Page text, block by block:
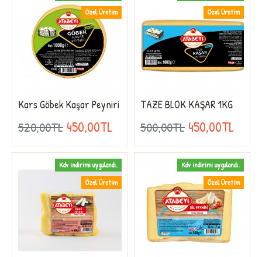
Özel Üretim
Kars Göbek Kaşar Peyniri
520,00TL 450,00TL
Özel Üretim
TAZE BLOK KAŞAR 1KG
500,00TL 450,00TL
Özel Üretim
Kdv indirimi uygulandı.
Özel Üretim
Kdv indirimi uygulandı.